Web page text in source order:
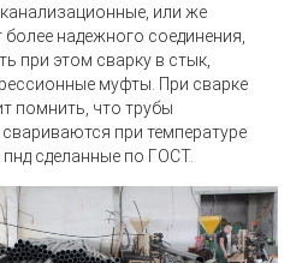
или же
более надежного соединения,
при этом сварку в стык,
муфты. При сварке
помнить, что трубы
при температуре
сделанные по ГОСТ.